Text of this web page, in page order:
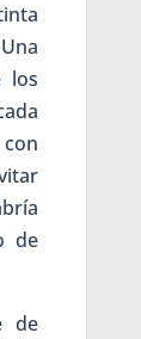
los
de
de